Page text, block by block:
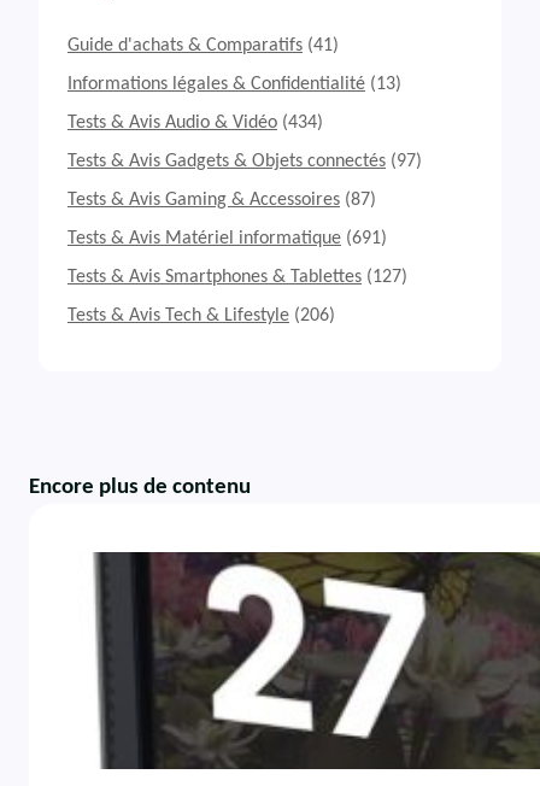
Guide d'achats & Comparatifs (41)
Informations légales & Confidentialité (13)
Tests & Avis Audio & Vidéo (434)
Tests & Avis Gadgets & Objets connectés (97)
Tests & Avis Gaming & Accessoires (87)
Tests & Avis Matériel informatique (691)
Tests & Avis Smartphones & Tablettes (127)
Tests & Avis Tech & Lifestyle (206)
Encore plus de contenu